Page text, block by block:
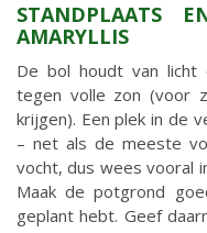
STANDPLAATS
AMARYLLIS
De bol houdt van licht
tegen volle zon (voor
krijgen). Een plek in de
– net als de meeste
vocht, dus wees vooral
Maak de potgrond
geplant hebt. Geef